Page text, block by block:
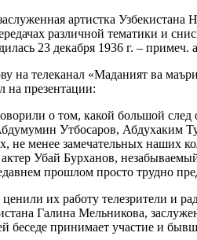
артистка
различной тематики и
23 декабря 1936 г. – примеч.
на телеканал «Маданият ва
на презентации:
о том, какой большой
Утбосаров, Абдухаким
не менее замечательных
Убай Бурханов,
прошлом просто трудно
их работу телезрители и
Галина Мельникова,
беседе принимает участие и